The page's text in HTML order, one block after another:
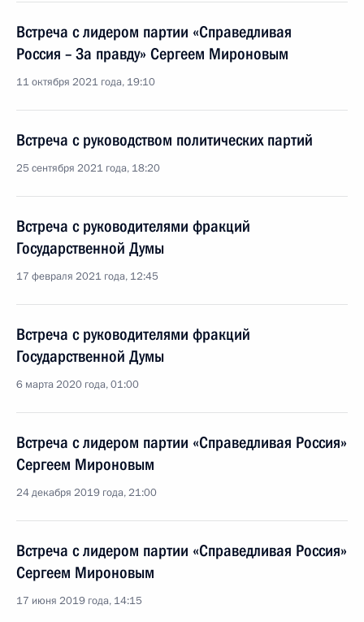
Встреча с лидером партии «Справедливая
Россия – За правду» Сергеем Мироновым
11 октября 2021 года, 19:10
Встреча с руководством политических партий
25 сентября 2021 года, 18:20
Встреча с руководителями фракций
Государственной Думы
17 февраля 2021 года, 12:45
Встреча с руководителями фракций
Государственной Думы
6 марта 2020 года, 01:00
Встреча с лидером партии «Справедливая Россия»
Сергеем Мироновым
24 декабря 2019 года, 21:00
Встреча с лидером партии «Справедливая Россия»
Сергеем Мироновым
17 июня 2019 года, 14:15